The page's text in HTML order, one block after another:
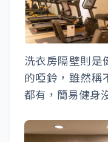
洗衣房隔壁則是
的啞鈴，雖然稱
都有，簡易健身